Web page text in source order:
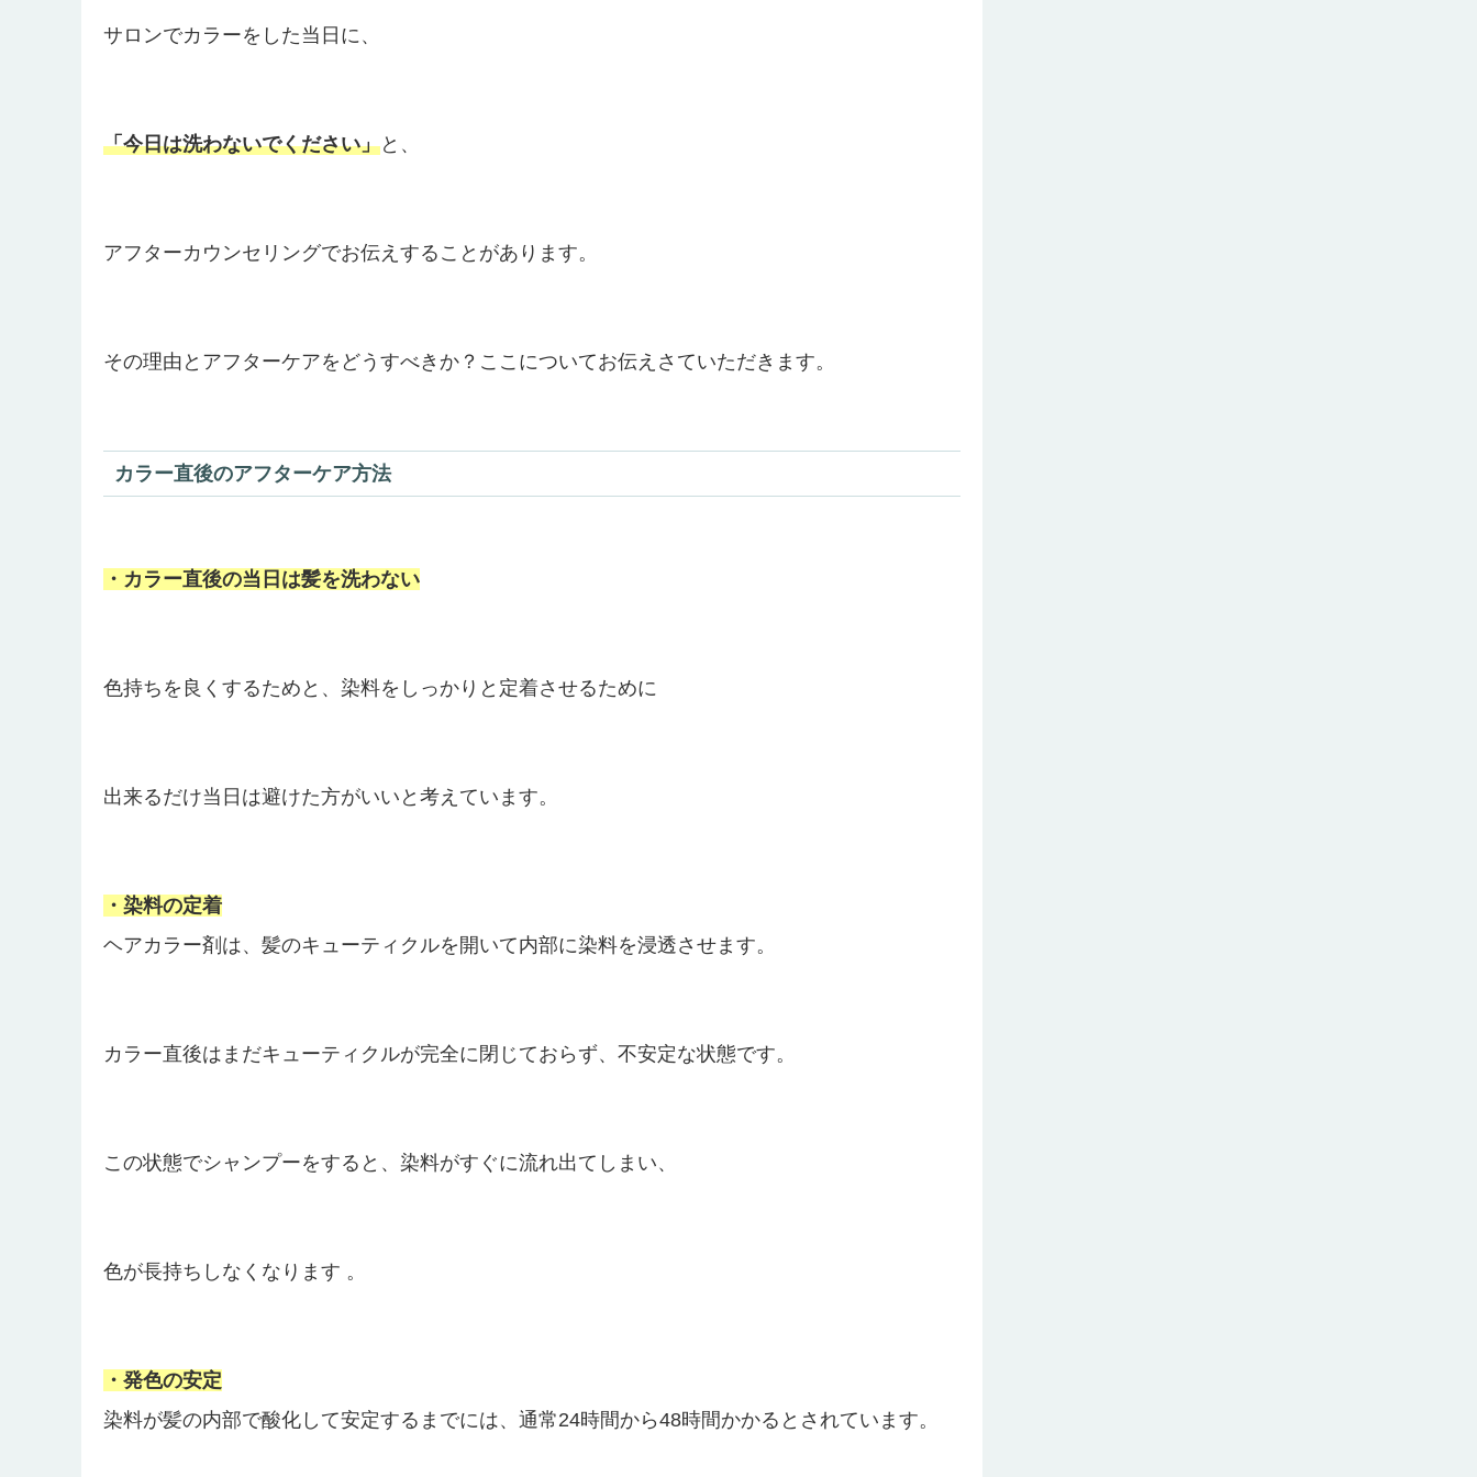
サロンでカラーをした当日に、
「今日は洗わないでください」と、
アフターカウンセリングでお伝えすることがあります。
その理由とアフターケアをどうすべきか？ここについてお伝えさていただきます。
カラー直後のアフターケア方法
・カラー直後の当日は髪を洗わない
色持ちを良くするためと、染料をしっかりと定着させるために
出来るだけ当日は避けた方がいいと考えています。
・染料の定着
ヘアカラー剤は、髪のキューティクルを開いて内部に染料を浸透させます。
カラー直後はまだキューティクルが完全に閉じておらず、不安定な状態です。
この状態でシャンプーをすると、染料がすぐに流れ出てしまい、
色が長持ちしなくなります 。
・発色の安定
染料が髪の内部で酸化して安定するまでには、通常24時間から48時間かかるとされています。